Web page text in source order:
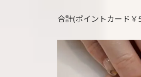
合計(ポイントカード